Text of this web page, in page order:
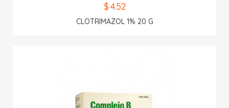
$ 4.52
CLOTRIMAZOL 1% 20 G